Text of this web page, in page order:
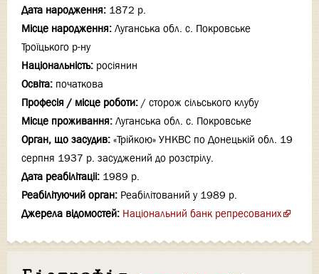
Дата народження: 1872 р.
Місце народження: Луганська обл. с. Покровське
Троїцького р-ну
Національність: росіянин
Освіта: початкова
Професія / місце роботи: / сторож сільського клубу
Місце проживання: Луганська обл. с. Покровське
Орган, що засудив: «Трійкою» УНКВС по Донецькій обл. 19
серпня 1937 р. засуджений до розстрілу.
Дата реабілітаціi: 1989 р.
Реабілітуючий орган: Реабілітований у 1989 р.
Джерела відомостей: Національний банк репресованих